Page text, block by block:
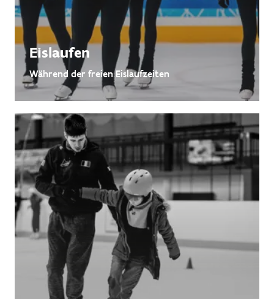
Eislaufen
Während der freien Eislaufzeiten